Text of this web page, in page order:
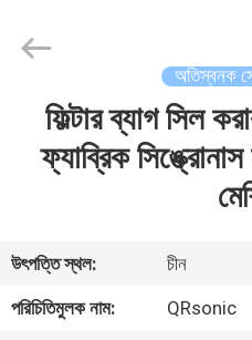
আমাদের
সম্বন্ধে
Equipment
Co.,Ltd.
Reserved.
অতিস্বনক
ফিল্টার ব্যাগ সিল
ফ্যাব্রিক
উৎপত্তি স্থল:
চীন
পরিচিতিমুলক নাম:
QRsonic